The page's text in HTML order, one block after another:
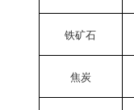
铁矿石
焦炭